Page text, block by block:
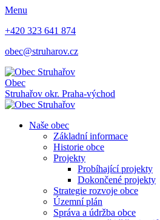
Menu
+420 323 641 874
obec@struharov.cz
Obec
Struhařov okr. Praha-východ
Naše obec
Základní informace
Historie obce
Projekty
Probíhající projekty
Dokončené projekty
Strategie rozvoje obce
Územní plán
Správa a údržba obce